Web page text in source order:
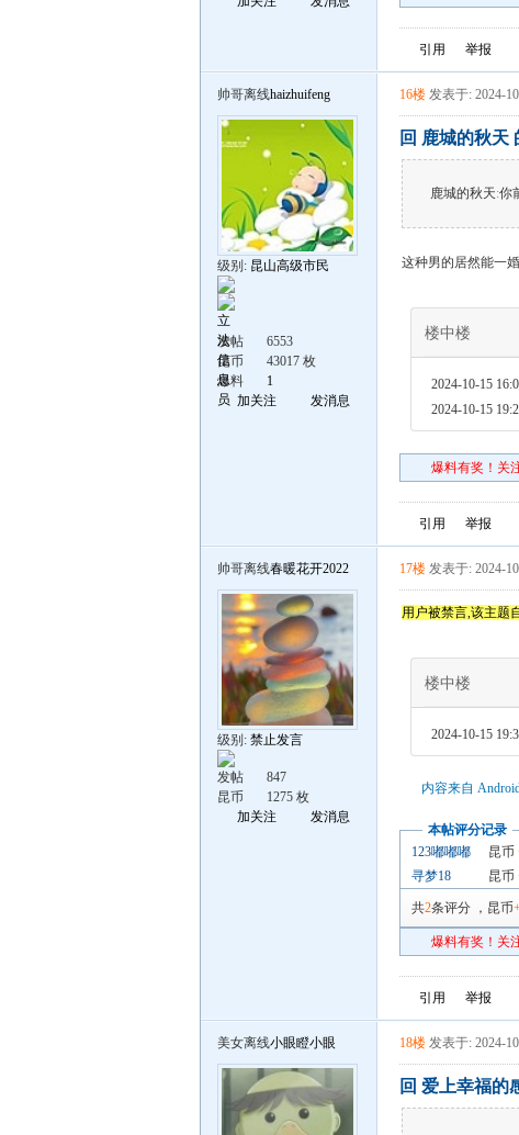
引用 举报
帅哥离线haizhuifeng
级别: 昆山高级市民
发帖
6553
昆币
43017 枚
爆料
1
加关注
发消息
16楼 发表于: 2024-
回 鹿城的秋天
鹿城的秋天:你
这种男的居然能一
楼中楼
2024-10-15
2024-10-15
爆料有奖！关
引用 举报
帅哥离线春暖花开2022
级别: 禁止发言
发帖
847
昆币
1275 枚
加关注
发消息
17楼 发表于: 2024-
用户被禁言,该主题
楼中楼
2024-10-15
内容来自
本帖评分记录
123嘟嘟嘟
昆币
寻梦18
昆币
共2条评分 ， 昆币
爆料有奖！关
引用 举报
美女离线小眼瞪小眼 18楼 发表于: 2024-
回 爱上幸福的